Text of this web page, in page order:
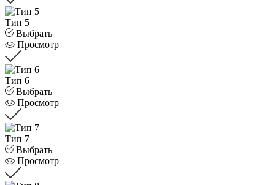
Тип 5
Выбрать
Просмотр
Тип 6
Выбрать
Просмотр
Тип 7
Выбрать
Просмотр